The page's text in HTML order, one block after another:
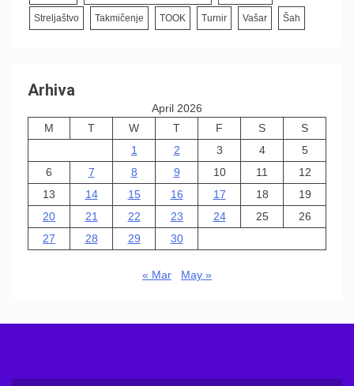
Streljaštvo Takmičenje TOOK Turnir Vašar Šah
Arhiva
April 2026
M
T W T F S
S
1
2 3 4
5
6
7 8 9 10 11
12
13
14 15 16 17 18
19
20
21 22 23 24 25
26
27
28 29 30
« Mar May »